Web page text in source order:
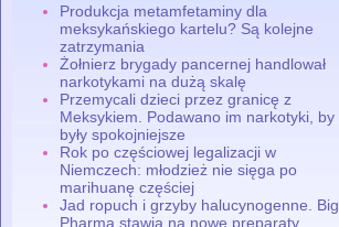
Produkcja metamfetaminy dla
meksykańskiego kartelu? Są kolejne
zatrzymania
Żołnierz brygady pancernej handlował
narkotykami na dużą skalę
Przemycali dzieci przez granicę z
Meksykiem. Podawano im narkotyki, by
były spokojniejsze
Rok po częściowej legalizacji w
Niemczech: młodzież nie sięga po
marihuanę częściej
Jad ropuch i grzyby halucynogenne. Big
Pharma stawia na nowe preparaty